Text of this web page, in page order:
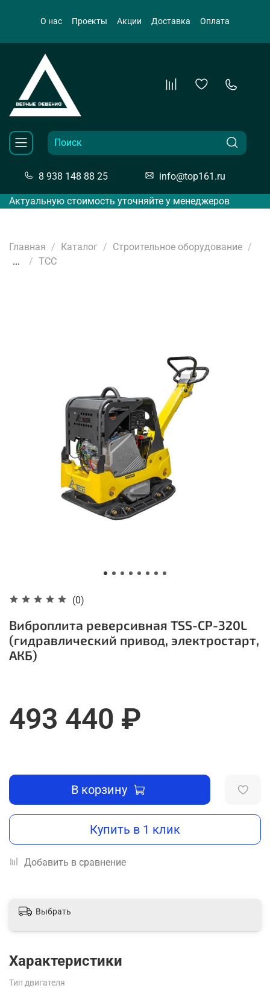
О нас Проекты Акции Доставка Оплата
8 938 148 88 25 info@top161.ru
Актуальную стоимость уточняйте у менеджеров
Главная Каталог
Строительное оборудование
...
ТСС
(0)
Виброплита реверсивная TSS-CP-320L
(гидравлический привод, электростарт,
АКБ)
493 440 ₽
В корзину
Купить в 1 клик
Добавить в сравнение
Выбрать
Характеристики
Тип двигателя